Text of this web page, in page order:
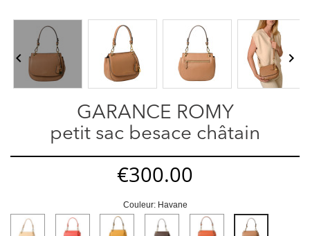
 
GARANCE ROMY
petit sac besace châtain
€300.00
Couleur: Havane
coquelicot Tournesol